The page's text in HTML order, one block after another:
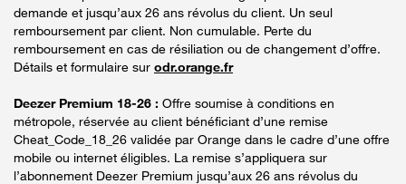
demande et jusqu’aux 26 ans révolus du client. Un seul
remboursement par client. Non cumulable. Perte du
remboursement en cas de résiliation ou de changement d’offre.
Détails et formulaire sur odr.orange.fr
Deezer Premium 18-26 : Offre soumise à conditions en
métropole, réservée au client bénéficiant d’une remise
Cheat_Code_18_26 validée par Orange dans le cadre d’une offre
mobile ou internet éligibles. La remise s’appliquera sur
l’abonnement Deezer Premium jusqu’aux 26 ans révolus du